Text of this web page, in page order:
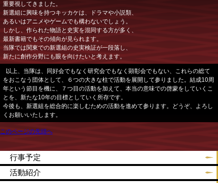
重要視してきました。
新選組に興味を持つキッカケは、ドラマや小説類、
あるいはアニメやゲームでも構わないでしょう。
しかし、作られた物語と史実を混同する方が多く、
最新書籍でもその傾向が見られます。
当隊では関東での新選組の史実検証が一段落し、
新たに創作分野にも眼を向けたいと考えます。
以上、当隊は、同好会でもなく研究会でもなく顕彰会でもない、これらの総て
をおこなう団体として、６つの大きな柱で活動を展開して参りました。結成10周
年という節目を機に、７つ目の活動を加えて、本当の意味での啓蒙をしていくこ
とを、新たな10年の目標としていく所存です。
今後も、新選組を総合的に楽しむための活動を進めて参ります。どうぞ、よろし
くお願いいたします。
このページの先頭へ
行事予定
活動紹介